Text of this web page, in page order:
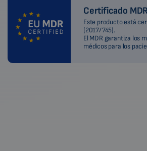
Certificado
Este producto está
(2017/745).
El MDR garantiza los
médicos para los